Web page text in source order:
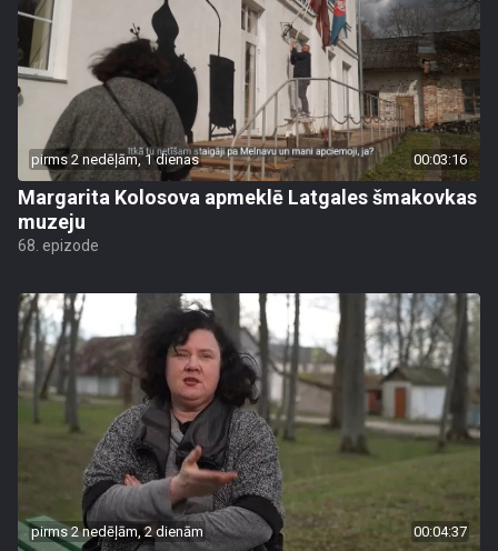
pirms 2 nedēļām, 1 dienas 00:03:16
Margarita Kolosova apmeklē Latgales šmakovkas
muzeju
68. epizode
pirms 2 nedēļām, 2 dienām 00:04:37